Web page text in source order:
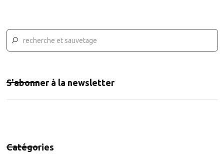
S'abonner à la newsletter
Catégories